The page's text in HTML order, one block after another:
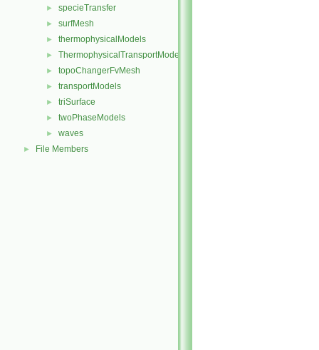
► specieTransfer
► surfMesh
► thermophysicalModels
► ThermophysicalTransportModels
► topoChangerFvMesh
► transportModels
► triSurface
► twoPhaseModels
► waves
► File Members